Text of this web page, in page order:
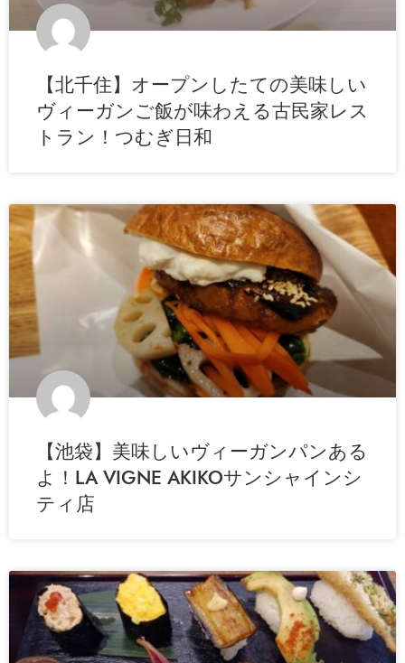
【北千住】オープンしたての美味しい
ヴィーガンご飯が味わえる古民家レス
トラン！つむぎ日和
【池袋】美味しいヴィーガンパンある
よ！LA VIGNE AKIKOサンシャインシ
ティ店